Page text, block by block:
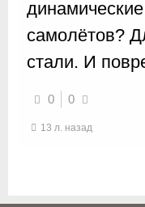
самолётов?
стали. И
0 0
13 л. назад